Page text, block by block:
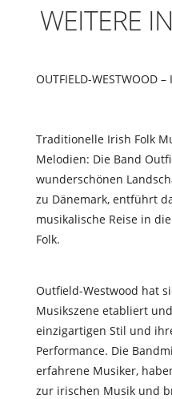
WEITERE
OUTFIELD-WESTWOOD
Traditionelle Irish Folk
Melodien: Die Band
wunderschönen
zu Dänemark, entführt
musikalische Reise in
Folk.
Outfield-Westwood hat
Musikszene etabliert
einzigartigen Stil und
Performance. Die
erfahrene Musiker,
zur irischen Musik und